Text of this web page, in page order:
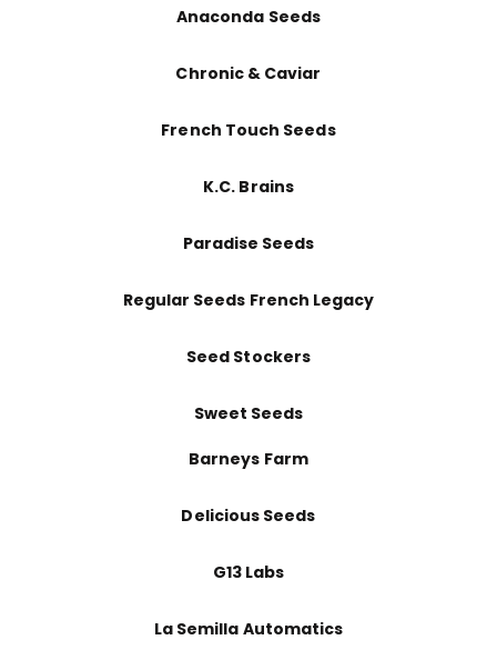
Anaconda Seeds
Chronic & Caviar
French Touch Seeds
K.C. Brains
Paradise Seeds
Regular Seeds French Legacy
Seed Stockers
Sweet Seeds
Barneys Farm
Delicious Seeds
G13 Labs
La Semilla Automatics